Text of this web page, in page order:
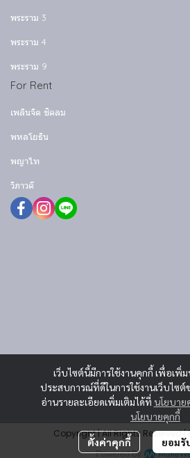
เว็บไซต์นี้มีการใช้งานคุกกี้ เพื่อเพิ่
ประสบการณ์ที่ดีในการใช้งานเว็บไซ
อ่านรายละเอียดเพิ่มเติมได้ที่ นโยบาย
นโยบายคุกกี้
ตั้งค่าคุกกี้ ยอมรั
พระราม 3
พระราม 4
พระราม 9
For Rent
เพลินจิต ชิดลม
พหลโยธิน
พญาไท
วิภาวดี
Copyright | All Rights Reserved |
Powered By